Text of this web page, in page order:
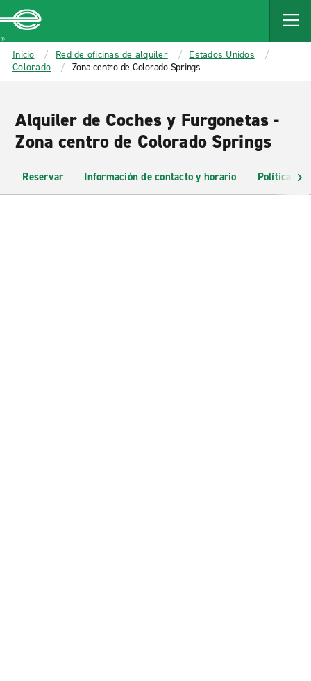
MAIN
CONTENT
Enterprise
Inicio Red de oficinas de alquiler
Estados Unidos
Colorado
Zona centro de Colorado Springs
Alquiler de Coches y Furgonetas -
Zona centro de Colorado Springs
Reservar Información de contacto y horario Políticas